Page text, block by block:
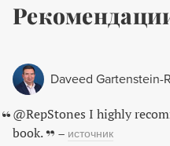
Daveed Gartenstein-
@RepStones I highly
book.
– источник